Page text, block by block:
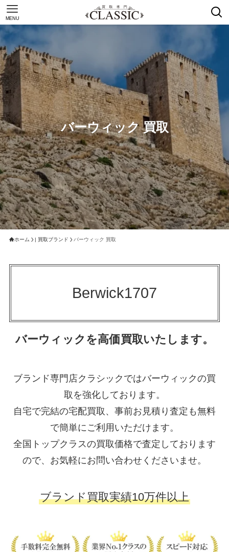
MENU
バーウィック 買取
ホーム | 買取ブランド バーウィック 買取
Berwick1707
バーウィックを高価買取いたします。
ブランド専門店クラシックではバーウィックの買
取を強化しております。
自宅で完結の宅配買取、事前お見積り査定も無料
で簡単にご利用いただけます。
全国トップクラスの買取価格で査定しております
ので、お気軽にお問い合わせくださいませ。
ブランド買取実績10万件以上